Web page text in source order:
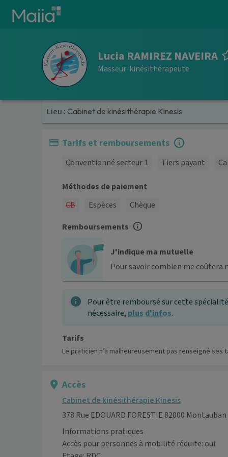
Aller au contenu principal
Lucia RAMIREZ NAVEIRA
Masseur-kinésithérapeute
Lieu : Cabinet de kinésithérapie Kinesis
Tarifs et remboursements
Conventionné secteur 1 Tiers payant
Méthodes de paiement
CB
Espèces
Chèque
Remboursements
J'indique ma mutuelle
Pour savoir combien me coûtera
Pour être remboursé sur cette
nécessaire, plus d'infos.
Tarifs
Le praticien n’a malheureusement pas renseigné ses
Accès
Cabinet de kinésithérapie Kinesis
378 Rue EDOUARD FORESTIE 82000 Montauban
Informations pratiques
Accès pour personnes à mobilité réduite: oui